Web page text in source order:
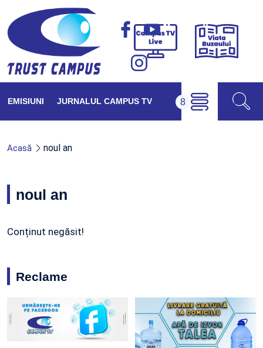
Campus
Viața
EMISIUNI JURNALUL CAMPUS TV
Acasă noul an
noul an
Conținut negăsit!
Reclame